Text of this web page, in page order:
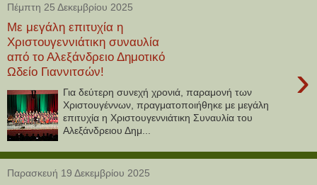
Πέμπτη 25 Δεκεμβρίου 2025
Με μεγάλη επιτυχία η
Χριστουγεννιάτικη συναυλία
από το Αλεξάνδρειο Δημοτικό
Ωδείο Γιαννιτσών!
›
Για δεύτερη συνεχή χρονιά, παραμονή των
Χριστουγέννων, πραγματοποιήθηκε με μεγάλη
επιτυχία η Χριστουγεννιάτικη Συναυλία του
Αλεξάνδρειου Δημ...
Παρασκευή 19 Δεκεμβρίου 2025